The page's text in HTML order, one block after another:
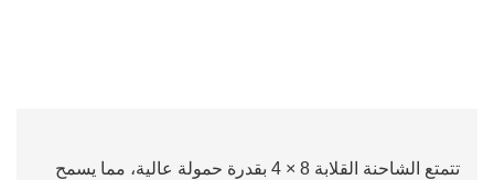
تتمتع الشاحنة القلابة 8 × 4 بقدرة حمولة عالية، مما يسمح